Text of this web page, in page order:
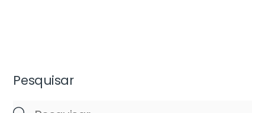
Pesquisar